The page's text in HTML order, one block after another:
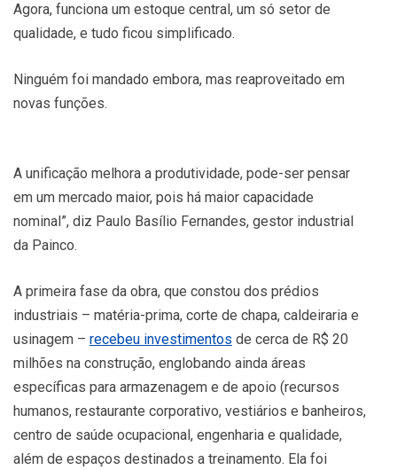
Agora, funciona um estoque central, um só setor de
qualidade, e tudo ficou simplificado.
Ninguém foi mandado embora, mas reaproveitado em
novas funções.
A unificação melhora a produtividade, pode-ser pensar
em um mercado maior, pois há maior capacidade
nominal”, diz Paulo Basílio Fernandes, gestor industrial
da Painco.
A primeira fase da obra, que constou dos prédios
industriais – matéria-prima, corte de chapa, caldeiraria e
usinagem – recebeu investimentos de cerca de R$ 20
milhões na construção, englobando ainda áreas
específicas para armazenagem e de apoio (recursos
humanos, restaurante corporativo, vestiários e banheiros,
centro de saúde ocupacional, engenharia e qualidade,
além de espaços destinados a treinamento. Ela foi